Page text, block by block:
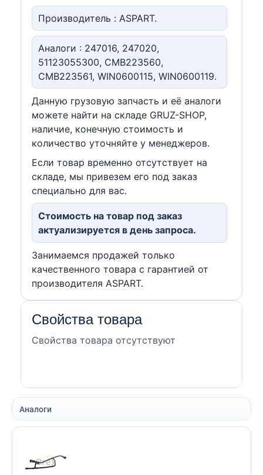
Производитель : ASPART.
Аналоги : 247016, 247020,
51123055300, CMB223560,
CMB223561, WIN0600115, WIN0600119.
Данную грузовую запчасть и её аналоги
можете найти на складе GRUZ-SHOP,
наличие, конечную стоимость и
количество уточняйте у менеджеров.
Если товар временно отсутствует на
складе, мы привезем его под заказ
специально для вас.
Стоимость на товар под заказ
актуализируется в день запроса.
Занимаемся продажей только
качественного товара с гарантией от
производителя ASPART.
Свойства товара
Свойства товара отсутствуют
Аналоги